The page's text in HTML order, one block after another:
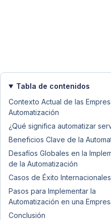
Tabla de contenidos
Contexto Actual de las
Automatización
¿Qué significa automatizar
Beneficios Clave de la
Desafíos Globales en la
de la Automatización
Casos de Éxito Internacionales
Pasos para Implementar la
Automatización en una
Conclusión